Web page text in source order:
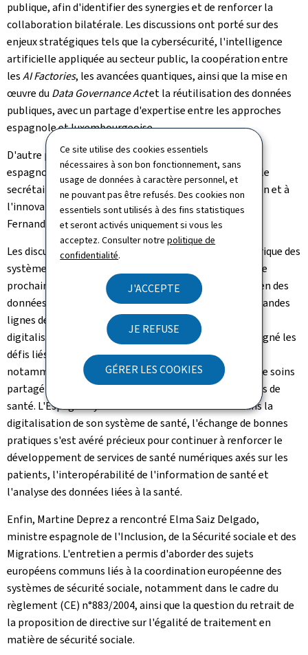
Ce site utilise des cookies essentiels
nécessaires à son bon fonctionnement, sans
usage de données à caractère personnel, et
ne pouvant pas être refusés. Des cookies non
essentiels sont utilisés à des fins statistiques
et seront activés uniquement si vous les
acceptez. Consulter notrepolitique de
confidentialité.
J'ACCEPTE
JE REFUSE
GÉRER LES COOKIES
publique, afin d'identifier des synergies et de renforcer la
collaboration bilatérale. Les discussions ont porté sur des
enjeux stratégiques tels que la cybersécurité, l'intelligence
artificielle appliquée au secteur public, la coopération entre
lesAI Factories, les avancées quantiques, ainsi que la mise en
œuvre du Data Governance Actet la réutilisation des données
publiques, avec un partage d'expertise entre les approches
espagnole et luxembourgeoise.
D'autre part, Martine Deprez a rencontré la ministre
espagnole de la Santé Monica Garcia Gomez, ainsi que le
secrétaire général à la santé numérique, à l'information et à
l'innovation du ministère espagnol de la Santé, Juan
Fernando Muñoz Montalvo.
Les discussions ont porté sur la transformation numérique des
systèmes de santé dans le contexte de la mise en œuvre
prochaine du règlement européen sur l'espace européen des
données de santé (EHDS). La ministre a présenté les grandes
lignes de la nouvelle stratégie luxembourgeoise de
digitalisation en santé, adoptée récemment, et a souligné les
défis liés à la mise en conformité avec ce règlement,
notamment en ce qui concerne l'évolution du dossier de soins
partagé (DSP) et la gouvernance nationale des données de
santé. L'Espagne ayant avancé considérablement dans la
digitalisation de son système de santé, l'échange de bonnes
pratiques s'est avéré précieux pour continuer à renforcer le
développement de services de santé numériques axés sur les
patients, l'interopérabilité de l'information de santé et
l'analyse des données liées à la santé.
Enfin, Martine Deprez a rencontré Elma Saiz Delgado,
ministre espagnole de l'Inclusion, de la Sécurité sociale et des
Migrations. L'entretien a permis d'aborder des sujets
européens communs liés à la coordination européenne des
systèmes de sécurité sociale, notamment dans le cadre du
règlement (CE) n°883/2004, ainsi que la question du retrait de
la proposition de directive sur l'égalité de traitement en
matière de sécurité sociale.